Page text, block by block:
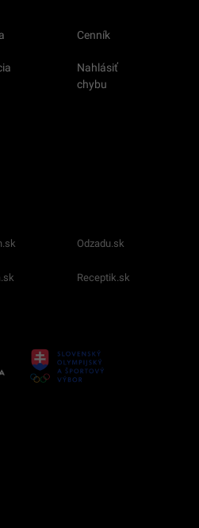
Cenník
Nahlásiť
chybu
Odzadu.sk
Receptik.sk